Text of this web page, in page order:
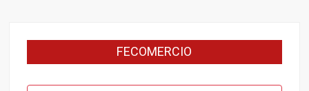
FECOMERCIO